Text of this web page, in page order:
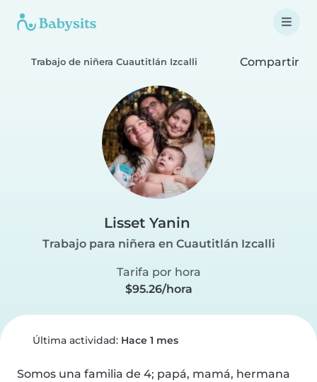
Trabajo de niñera Cuautitlán Izcalli Compartir
Lisset Yanin
Trabajo para niñera en Cuautitlán Izcalli
Tarifa por hora
$95.26/hora
Última actividad: Hace 1 mes
Somos una familia de 4; papá, mamá, hermana